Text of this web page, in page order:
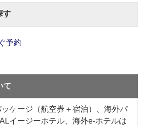
す
予約
て
ケージ（航空券＋宿泊）、海外パ
イージーホテル、海外e-ホテルは